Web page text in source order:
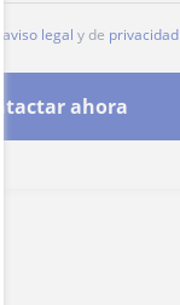
aviso legal y de privacidad
ahora